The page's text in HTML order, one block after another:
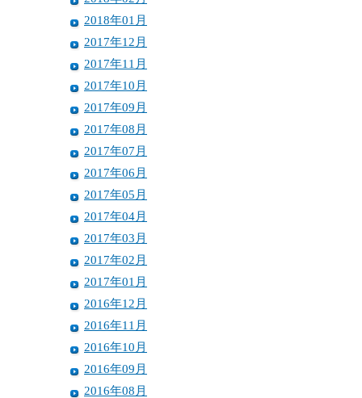
2018年01月
2017年12月
2017年11月
2017年10月
2017年09月
2017年08月
2017年07月
2017年06月
2017年05月
2017年04月
2017年03月
2017年02月
2017年01月
2016年12月
2016年11月
2016年10月
2016年09月
2016年08月